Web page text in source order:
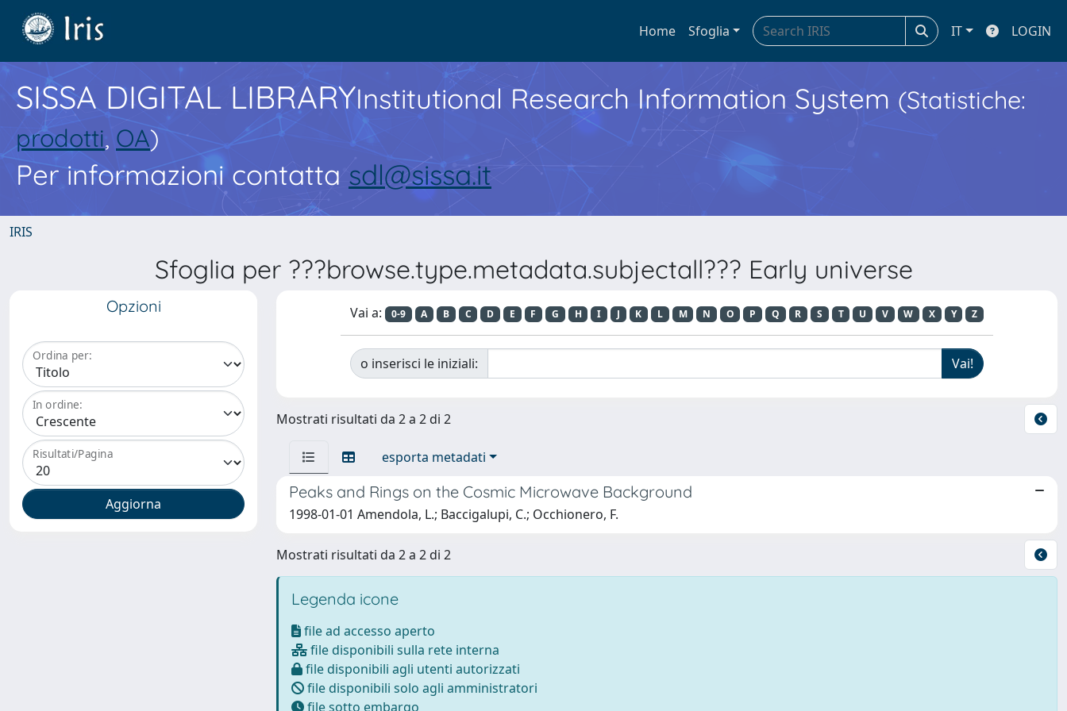
Home Sfoglia IT LOGIN
SISSA DIGITAL LIBRARYInstitutional Research Information System (Statistiche:
prodotti, OA)
Per informazioni contatta sdl@sissa.it
IRIS
Sfoglia per ???browse.type.metadata.subjectall??? Early universe
Opzioni
Ordina per:
In ordine:
Risultati/Pagina
Vai a: 0-9 A B C D E F G H I J K L M N O P Q R S T U V W X Y Z
o inserisci le iniziali:
Mostrati risultati da 2 a 2 di 2
esporta metadati
Peaks and Rings on the Cosmic Microwave Background
1998-01-01 Amendola, L.; Baccigalupi, C.; Occhionero, F.
Mostrati risultati da 2 a 2 di 2
Legenda icone
file ad accesso aperto
file disponibili sulla rete interna
file disponibili agli utenti autorizzati
file disponibili solo agli amministratori
file sotto embargo